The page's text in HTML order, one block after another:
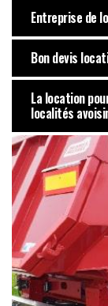
Entreprise de
Bon devis
La location
localités